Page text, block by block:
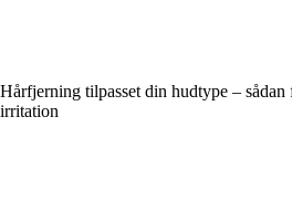
Hårfjerning tilpasset din hudtype –
irritation